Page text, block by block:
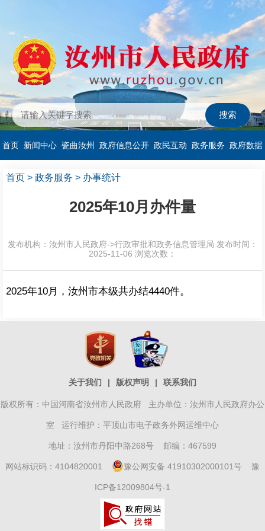
首页 新闻中心 瓷曲汝州 政府信息公开 政民互动 政务服务 政府数据
首页 > 政务服务 > 办事统计
2025年10月办件量
发布机构：汝州市人民政府->行政审批和政务信息管理局 发布时间：
2025-11-06 浏览次数：
2025年10月，汝州市本级共办结4440件。
关于我们 | 版权声明 | 联系我们
版权所有：中国河南省汝州市人民政府 主办单位：汝州市人民政府办公
室 运行维护：平顶山市电子政务外网运维中心
地址：汝州市丹阳中路268号 邮编：467599
网站标识码：4104820001 豫公网安备 41910302000101号 豫
ICP备12009804号-1